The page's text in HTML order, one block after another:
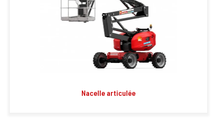
Nacelle articulée